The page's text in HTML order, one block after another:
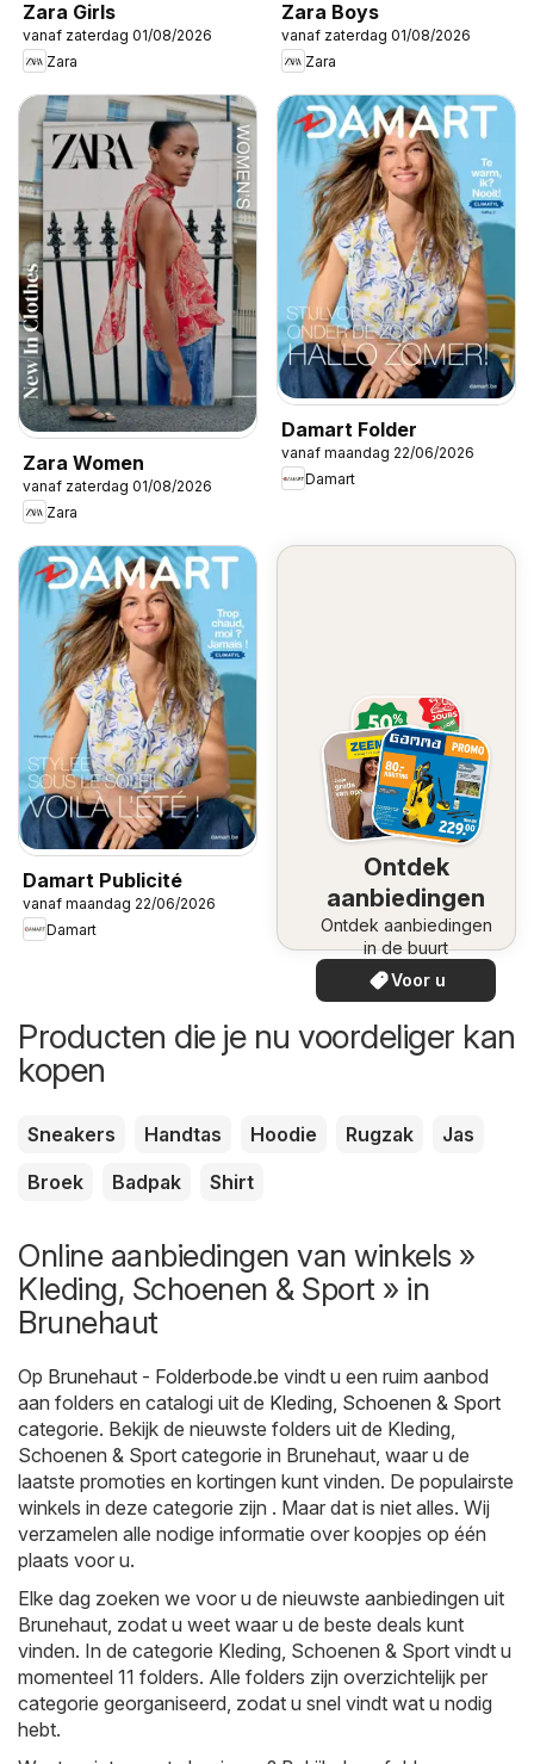
Zara Girls
vanaf zaterdag 01/08/2026
Zara
Zara Boys
vanaf zaterdag 01/08/2026
Zara
Zara Women
vanaf zaterdag 01/08/2026
Zara
Damart Folder
vanaf maandag 22/06/2026
Damart
Damart Publicité
vanaf maandag 22/06/2026
Damart
Ontdek
aanbiedingen
Ontdek aanbiedingen
in de buurt
Voor u
Producten die je nu voordeliger kan
kopen
Sneakers Handtas Hoodie Rugzak
Jas
Broek
Badpak Shirt
Online aanbiedingen van winkels »
Kleding, Schoenen & Sport » in
Brunehaut
Op Brunehaut - Folderbode.be vindt u een ruim aanbod
aan folders en catalogi uit de Kleding, Schoenen & Sport
categorie. Bekijk de nieuwste folders uit de Kleding,
Schoenen & Sport categorie in Brunehaut, waar u de
laatste promoties en kortingen kunt vinden. De populairste
winkels in deze categorie zijn . Maar dat is niet alles. Wij
verzamelen alle nodige informatie over koopjes op één
plaats voor u.
Elke dag zoeken we voor u de nieuwste aanbiedingen uit
Brunehaut, zodat u weet waar u de beste deals kunt
vinden. In de categorie Kleding, Schoenen & Sport vindt u
momenteel 11 folders. Alle folders zijn overzichtelijk per
categorie georganiseerd, zodat u snel vindt wat u nodig
hebt.